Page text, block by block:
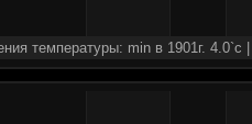
температуры: min в 1901г. 4.0`c